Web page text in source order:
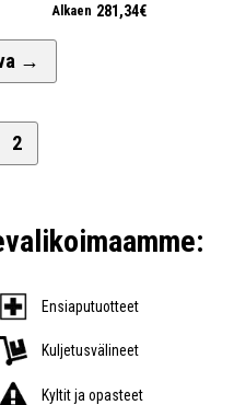
Alkaen 281,34€
2
→
Ensiaputuotteet
Kuljetusvälineet
Kyltit ja opasteet